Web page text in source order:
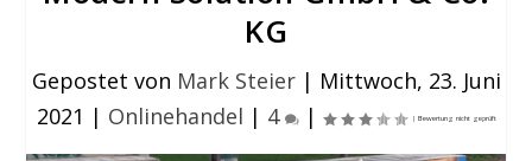
KG
Gepostet von Mark Steier| Mittwoch, 23. Juni
2021 | Onlinehandel | 4 |